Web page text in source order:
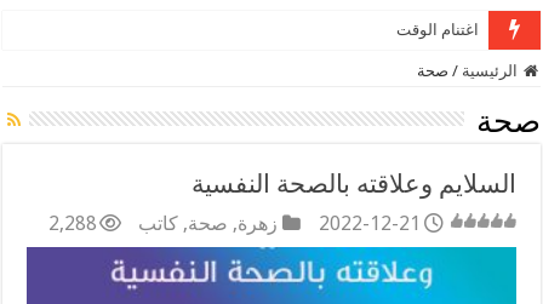
اغتنام الوقت
دعاء ليلة القدر
الرئيسية / صحة
صحة
السلايم وعلاقته بالصحة النفسية
2022-12-21 زهرة, صحة, كاتب 2,288